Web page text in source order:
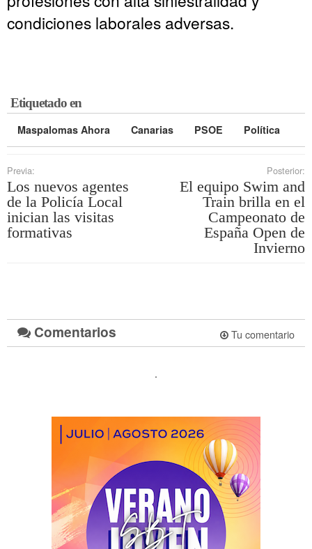
condiciones laborales adversas.
Etiquetado en
Maspalomas Ahora Canarias PSOE Política
Previa:
Los nuevos agentes
de la Policía Local
inician las visitas
formativas
Posterior:
El equipo Swim and
Train brilla en el
Campeonato de
España Open de
Invierno
Comentarios Tu comentario
.